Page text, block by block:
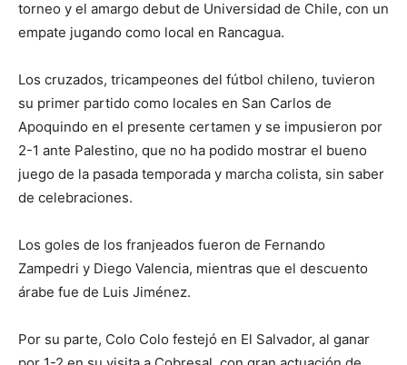
torneo y el amargo debut de Universidad de Chile, con un
empate jugando como local en Rancagua.
Los cruzados, tricampeones del fútbol chileno, tuvieron
su primer partido como locales en San Carlos de
Apoquindo en el presente certamen y se impusieron por
2-1 ante Palestino, que no ha podido mostrar el bueno
juego de la pasada temporada y marcha colista, sin saber
de celebraciones.
Los goles de los franjeados fueron de Fernando
Zampedri y Diego Valencia, mientras que el descuento
árabe fue de Luis Jiménez.
Por su parte, Colo Colo festejó en El Salvador, al ganar